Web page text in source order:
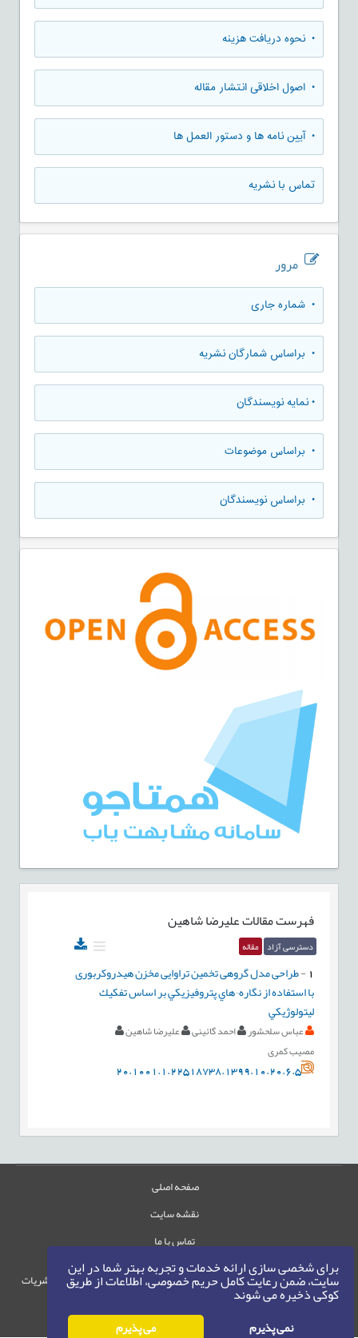
برای شخصی سازی ارائه خدمات و تجربه بهتر شما در این
سایت، ضمن رعایت کامل حریم خصوصی، اطلاعات از طریق
کوکی ذخیره می شوند
نمی پذیرم می پذیرم
• نحوه دریافت هزینه
• اصول اخلاقی انتشار مقاله
• آیین نامه ها و دستور العمل ها
تماس با نشریه
مرور
• شماره جاری
• براساس شمارگان نشریه
•نمایه نویسندگان
• براساس موضوعات
• براساس نویسندگان
فهرست مقالاتعلیرضا شاهین
دسترسی آزاد مقاله
-طراحی مدل گروهی تخمین تراوایی مخزن هیدروکربوری
با استفاده از نگاره¬هاي پتروفيزيكي بر اساس تفكيك
ليتولوژيكي
عباس سلحشور احمد گائینی
علیرضا شاهین
مصیب کمری
20.1001.1.22518738.1399.10.20.6.5
صفحه اصلی
نقشه سایت
تماس با ما
حقوق این وب‌سایت متعلق به سامانه مدیریت نشریات
حق نشر 1405-1396